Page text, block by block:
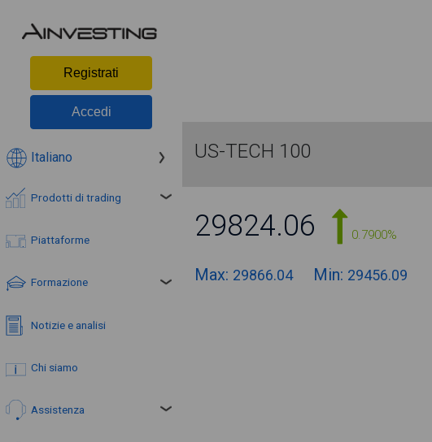
Registrati
Accedi
Italiano
Prodotti di trading
Piattaforme
Formazione
Notizie e analisi
Chi siamo
Assistenza
US-TECH 100
29824.06 0.7900%
Max: 29866.04 Min: 29456.09